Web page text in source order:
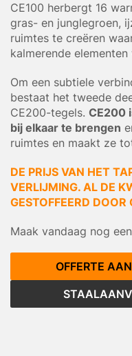
CE100 herbergt 16
gras- en junglegroen,
ruimtes te creëren
kalmerende elementen
Om een subtiele
bestaat het tweede
CE200-tegels. CE200
bij elkaar te brengen
ruimtes en maakt ze
DE PRIJS VAN HET
VERLIJMING. AL DE
GESTOFFEERD DOOR
Maak vandaag nog
OFFERTE